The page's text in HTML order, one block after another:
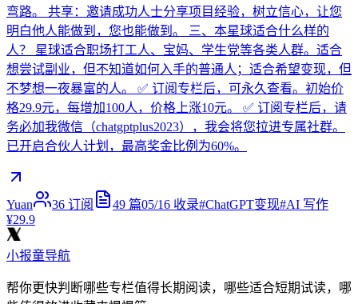
弯路。 共享：邀请成功人士分享项目经验，树立信心，让您
明白他人能做到，您也能做到。 三、本星球适合什么样的
人？ 星球适合职场打工人、宝妈、学生党等各类人群。适合
想尝试副业，但不知道如何入手的普通人；适合希望变现，但
不梦想一夜暴富的人。 ✅ 订阅专栏后，可永久查看。初始价
格29.9元，每增加100人，价格上涨10元。 ✅ 订阅专栏后，请
务必加我微信（chatgptplus2023），我会将您拉进专属社群。
已开启合伙人计划，最高奖金比例为60%。
Yuan 36 订阅 49 篇05/16 收录#ChatGPT变现#AI 写作
¥29.9
小报童导航
帮你更快判断哪些专栏值得长期阅读，哪些适合短期试读，哪